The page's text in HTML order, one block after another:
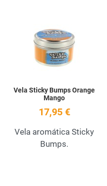
Vela Sticky Bumps Orange
Mango
17,95 €
Vela aromática Sticky
Bumps.